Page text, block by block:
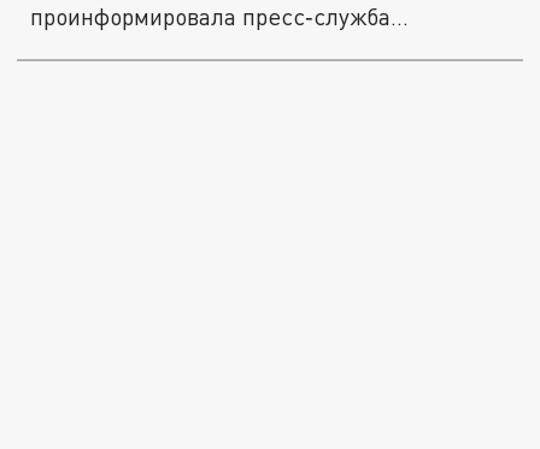
проинформировала пресс‑служба